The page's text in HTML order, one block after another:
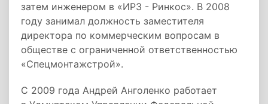
затем инженером в «ИРЗ - Ринкос». В 2008
году занимал должность заместителя
директора по коммерческим вопросам в
обществе с ограниченной ответственностью
«Спецмонтажстрой».
С 2009 года Андрей Анголенко работает